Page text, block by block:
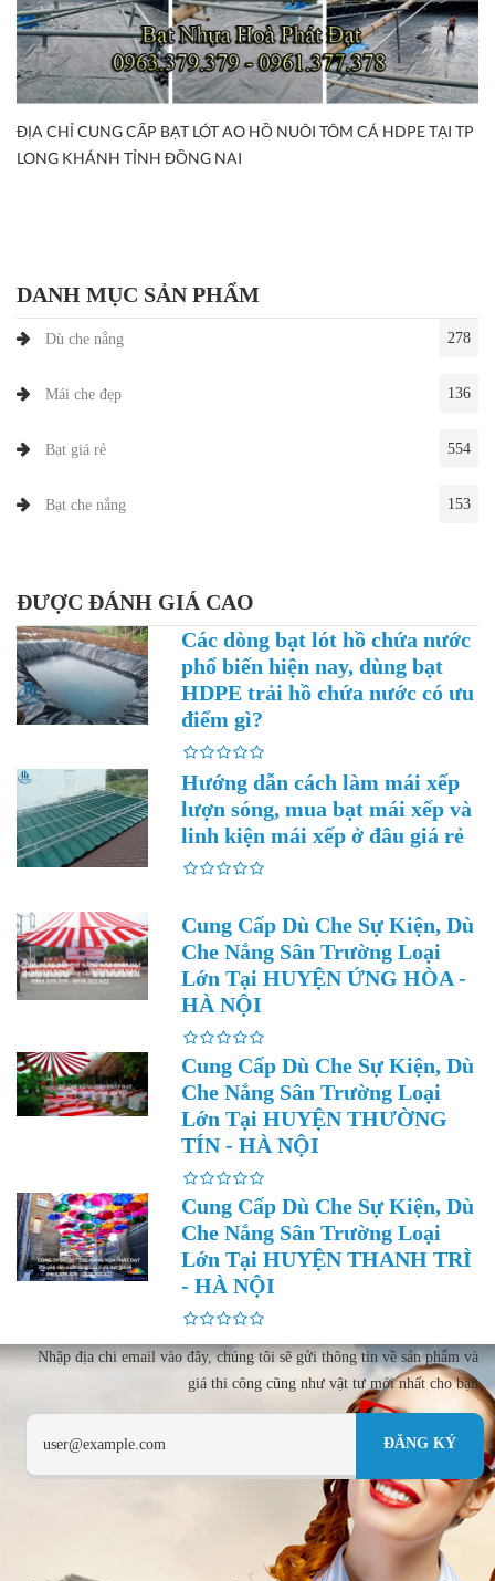
ĐỊA CHỈ CUNG CẤP BẠT LÓT AO HỒ NUÔI TÔM CÁ HDPE TẠI TP
LONG KHÁNH TỈNH ĐỒNG NAI
DANH MỤC SẢN PHẨM
Dù che nắng 278
Mái che đẹp 136
Bạt giá rẻ 554
Bạt che nắng 153
ĐƯỢC ĐÁNH GIÁ CAO
Các dòng bạt lót hồ chứa nước
phổ biến hiện nay, dùng bạt
HDPE trải hồ chứa nước có ưu
điểm gì?
Hướng dẫn cách làm mái xếp
lượn sóng, mua bạt mái xếp và
linh kiện mái xếp ở đâu giá rẻ
Cung Cấp Dù Che Sự Kiện, Dù
Che Nắng Sân Trường Loại
Lớn Tại HUYỆN ỨNG HÒA -
HÀ NỘI
Cung Cấp Dù Che Sự Kiện, Dù
Che Nắng Sân Trường Loại
Lớn Tại HUYỆN THƯỜNG
TÍN - HÀ NỘI
Cung Cấp Dù Che Sự Kiện, Dù
Che Nắng Sân Trường Loại
Lớn Tại HUYỆN THANH TRÌ
- HÀ NỘI
Nhập địa chi email vào đây, chúng tôi sẽ gửi thông tin về sản phẩm và
giá thi công cũng như vật tư mới nhất cho bạn